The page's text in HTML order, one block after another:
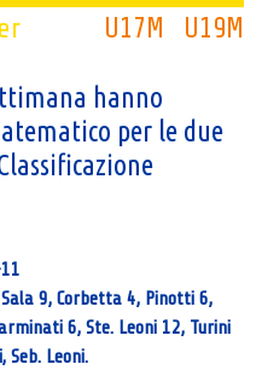
U17M U19M
hanno
per le due
9, Corbetta 4, Pinotti 6,
6, Ste. Leoni 12, Turini
Seb. Leoni.